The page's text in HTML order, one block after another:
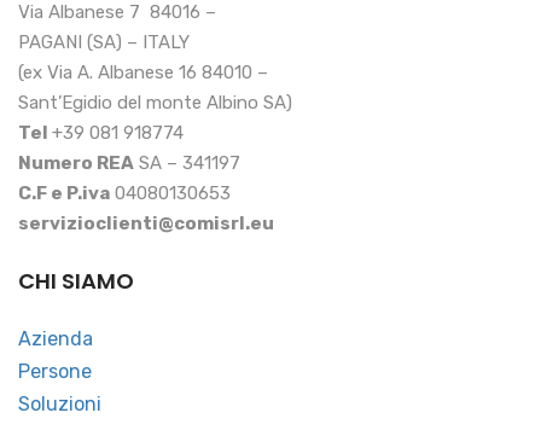
Via Albanese 7 84016 –
PAGANI (SA) – ITALY
(ex Via A. Albanese 16 84010 –
Sant’Egidio del monte Albino SA)
Tel +39 081 918774
Numero REA SA – 341197
C.F e P.iva 04080130653
servizioclienti@comisrl.eu
CHI SIAMO
Azienda
Persone
Soluzioni